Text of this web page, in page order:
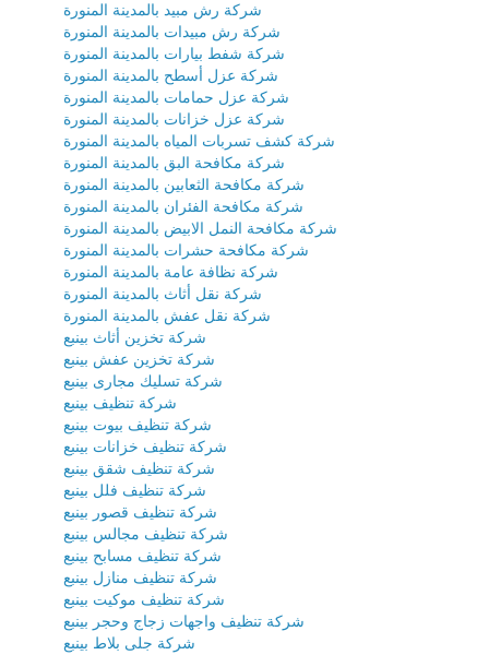
شركة رش مبيد بالمدينة المنورة
شركة رش مبيدات بالمدينة المنورة
شركة شفط بيارات بالمدينة المنورة
شركة عزل أسطح بالمدينة المنورة
شركة عزل حمامات بالمدينة المنورة
شركة عزل خزانات بالمدينة المنورة
شركة كشف تسربات المياه بالمدينة المنورة
شركة مكافحة البق بالمدينة المنورة
شركة مكافحة الثعابين بالمدينة المنورة
شركة مكافحة الفئران بالمدينة المنورة
شركة مكافحة النمل الابيض بالمدينة المنورة
شركة مكافحة حشرات بالمدينة المنورة
شركة نظافة عامة بالمدينة المنورة
شركة نقل أثاث بالمدينة المنورة
شركة نقل عفش بالمدينة المنورة
شركة تخزين أثاث بينبع
شركة تخزين عفش بينبع
شركة تسليك مجارى بينبع
شركة تنظيف بينبع
شركة تنظيف بيوت بينبع
شركة تنظيف خزانات بينبع
شركة تنظيف شقق بينبع
شركة تنظيف فلل بينبع
شركة تنظيف قصور بينبع
شركة تنظيف مجالس بينبع
شركة تنظيف مسابح بينبع
شركة تنظيف منازل بينبع
شركة تنظيف موكيت بينبع
شركة تنظيف واجهات زجاج وحجر بينبع
شركة جلى بلاط بينبع